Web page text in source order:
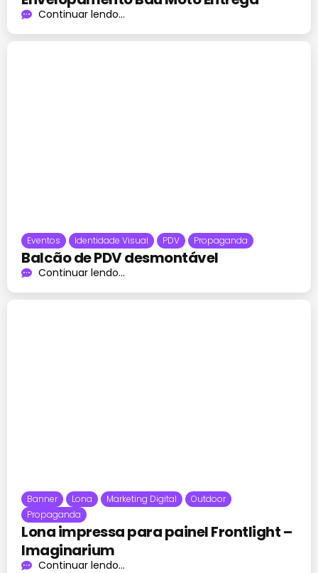
Continuar lendo...
Eventos Identidade Visual PDV Propaganda
Balcão de PDV desmontável
Continuar lendo...
Banner Lona Marketing Digital
Outdoor
Propaganda
Lona impressa para painel Frontlight –
Imaginarium
Continuar lendo...